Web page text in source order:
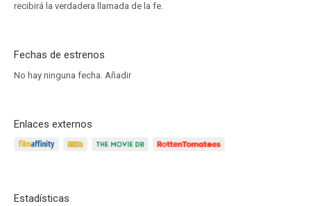
recibirá la verdadera llamada de la fe.
Fechas de estrenos
No hay ninguna fecha. Añadir
Enlaces externos
Estadísticas